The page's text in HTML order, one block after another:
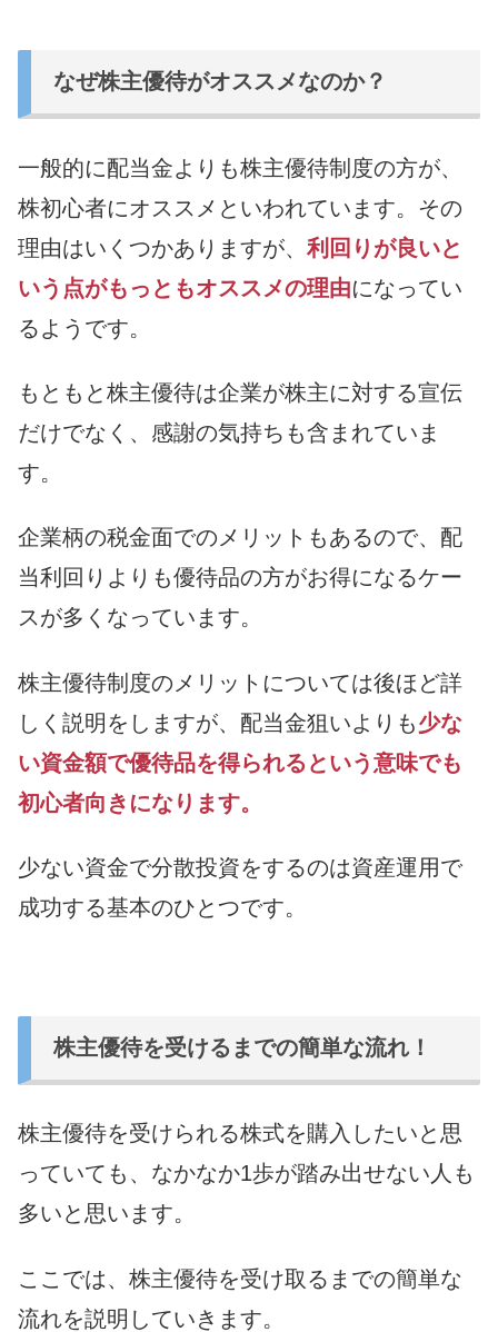
なぜ株主優待がオススメなのか？
一般的に配当金よりも株主優待制度の方が、
株初心者にオススメといわれています。その
理由はいくつかありますが、利回りが良いと
いう点がもっともオススメの理由になってい
るようです。
もともと株主優待は企業が株主に対する宣伝
だけでなく、感謝の気持ちも含まれていま
す。
企業柄の税金面でのメリットもあるので、配
当利回りよりも優待品の方がお得になるケー
スが多くなっています。
株主優待制度のメリットについては後ほど詳
しく説明をしますが、配当金狙いよりも少な
い資金額で優待品を得られるという意味でも
初心者向きになります。
少ない資金で分散投資をするのは資産運用で
成功する基本のひとつです。
株主優待を受けるまでの簡単な流れ！
株主優待を受けられる株式を購入したいと思
っていても、なかなか1歩が踏み出せない人も
多いと思います。
ここでは、株主優待を受け取るまでの簡単な
流れを説明していきます。